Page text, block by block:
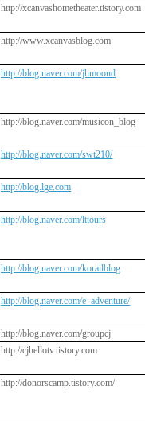
http://xcanvashometheater.tistory.com
http://www.xcanvasblog.com
http://blog.naver.com/jhmoond
http://blog.naver.com/musicon_blog
http://blog.naver.com/swt210/
http://blog.lge.com
http://blog.naver.com/lttours
http://blog.naver.com/korailblog
http://blog.naver.com/e_adventure/
http://blog.naver.com/groupcj
http://cjhellotv.tistory.com
http://donorscamp.tistory.com/